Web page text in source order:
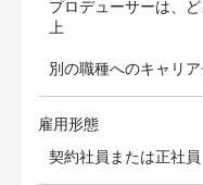
プロデューサーは、
上
別の職種へのキャリ
雇用形態
契約社員または正社